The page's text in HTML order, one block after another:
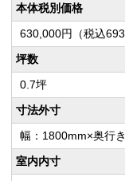
本体税別価格
630,000円（税込
坪数
0.7坪
寸法外寸
幅：1800mm×奥行
室内内寸